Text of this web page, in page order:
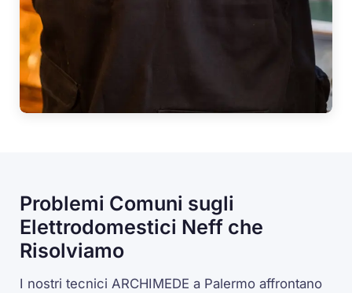
Problemi Comuni sugli
Elettrodomestici Neff che
Risolviamo
I nostri tecnici ARCHIMEDE a Palermo affrontano